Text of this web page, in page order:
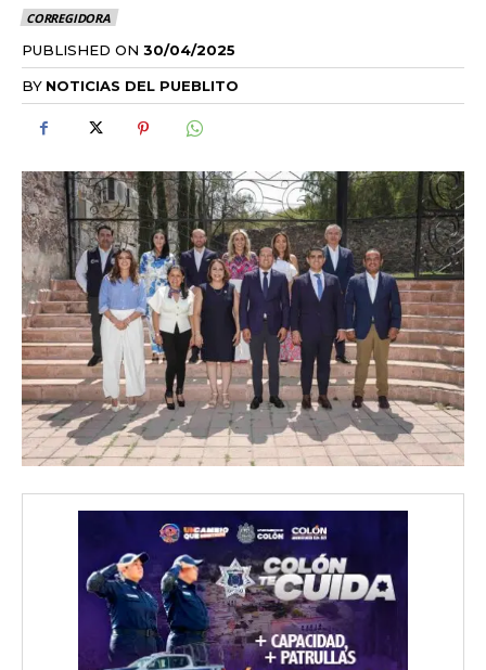
CORREGIDORA
PUBLISHED ON 30/04/2025
BY NOTICIAS DEL PUEBLITO